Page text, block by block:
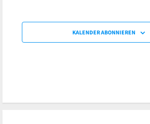
KALENDER ABONNIEREN